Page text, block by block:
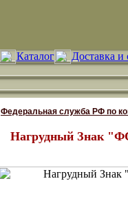
Каталог Доставка и
Федеральная служба РФ по
Нагрудный Знак